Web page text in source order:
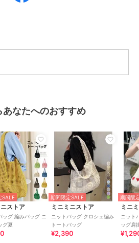
お願い致します。
ニストア
ース
／トートバッグ
ンダー、ライトブルー、薄イ
ー、ワインレッド、ライトブ
、パープル、ベージュ、ダ
レー、ダークグリーン、く
ベージュ、ブラック、くすみ
、グリーン、ダークパープ
スタード、ミントグリー
フホワイト、ダークブラウ
あなたへのおすすめ
SALE
ストア
ッグ 編みバッグ ニ
グ夏
期間限定SALE
ミニミニストア
ニットバッグ クロシェ編み
トートバッグ
¥2,390
期間限
ミニ
ニット
ッグ肩